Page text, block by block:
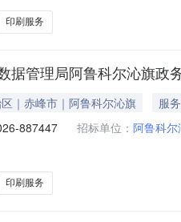
印刷服务
据管理局阿鲁科尔沁旗
｜赤峰市｜阿鲁科尔沁旗
服
887447 招标单位： 阿鲁科
印刷服务